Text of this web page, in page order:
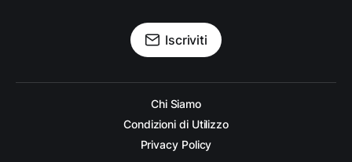
Iscriviti
Chi Siamo
Condizioni di Utilizzo
Privacy Policy